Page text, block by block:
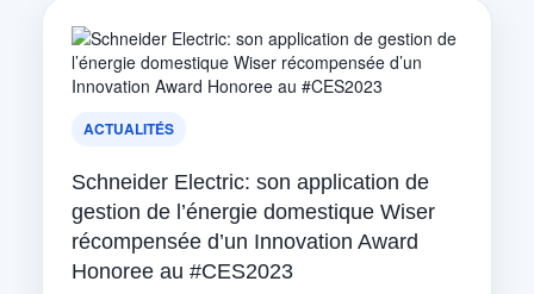
ACTUALITÉS
Schneider Electric: son application de
gestion de l’énergie domestique Wiser
récompensée d’un Innovation Award
Honoree au #CES2023